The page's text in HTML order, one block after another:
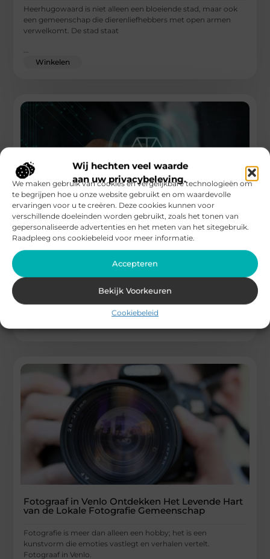
Wij hechten veel waarde
aan uw privacybeleving.
We maken gebruik van cookies en vergelijkbare technologieën om
te begrijpen hoe u onze website gebruikt en om waardevolle
ervaringen voor u te creëren. Deze cookies kunnen voor
verschillende doeleinden worden gebruikt, zoals het tonen van
gepersonaliseerde advertenties en het meten van het sitegebruik.
Raadpleeg ons cookiebeleid voor meer informatie.
Accepteren
Bekijk Voorkeuren
Cookiebeleid
Heerhugowaard is niet alleen een bloeiende stad, maar ook
een gemeenschap die dierenliefhebbers met open armen
verwelkomt. De stad staat
...
Winkelen
Deurwaarders in Alkmaar Begrijpen en Omgaan
met de Processen
Inleiding tot de Rol van een Deurwaarder in Alkmaar In
Fotograaf in Venlo Ontdekken Het Levende Hart
van de Lokale Fotografie Gemeenschap
Fotografie is meer dan alleen een hobby; het is een
kunstvorm die emoties vastlegt en verhalen vertelt.
Fotograaf in Venlo.